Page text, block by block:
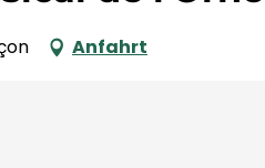
Anfahrt